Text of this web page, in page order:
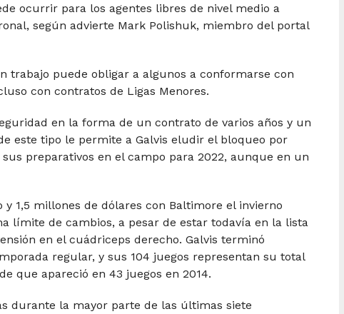
ocurrir para los agentes libres de nivel medio a
según advierte Mark Polishuk, miembro del portal
trabajo puede obligar a algunos a conformarse con
con contratos de Ligas Menores.
en la forma de un contrato de varios años y un
este tipo le permite a Galvis eludir el bloqueo por
preparativos en el campo para 2022, aunque en un
1,5 millones de dólares con Baltimore el invierno
límite de cambios, a pesar de estar todavía en la lista
en el cuádriceps derecho. Galvis terminó
regular, y sus 104 juegos representan su total
que apareció en 43 juegos en 2014.
durante la mayor parte de las últimas siete